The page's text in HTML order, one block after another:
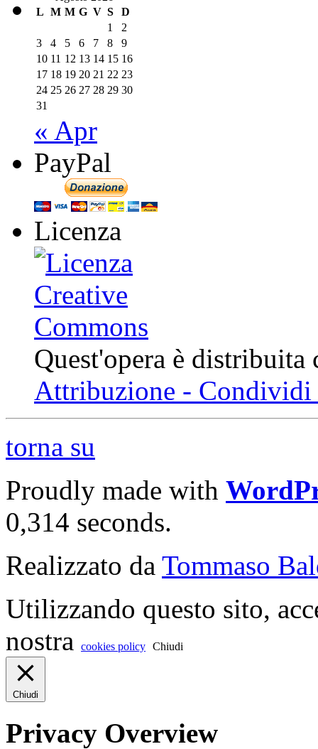
L M M G V S
D
1
2
3
4 5 6 7 8
9
10 11 12 13 14 15 16
17 18 19 20 21 22 23
24 25 26 27 28 29 30
31
« Apr
PayPal
Licenza
Quest'opera è
Attribuzione - Condividi
torna su
Proudly made with
0,314 seconds.
Realizzato da Tommaso
Utilizzando questo sito,
nostra
cookies policy Chiudi
Chiudi
Privacy Overview